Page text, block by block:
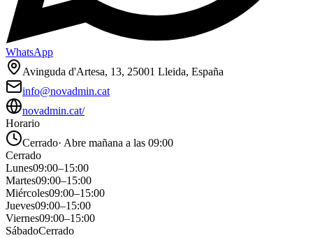
WhatsApp
Avinguda d'Artesa, 13, 25001 Lleida, España
info@novadmin.cat
novadmin.cat/
Horario
Cerrado· Abre mañana a las 09:00
Cerrado
Lunes09:00–15:00
Martes09:00–15:00
Miércoles09:00–15:00
Jueves09:00–15:00
Viernes09:00–15:00
SábadoCerrado